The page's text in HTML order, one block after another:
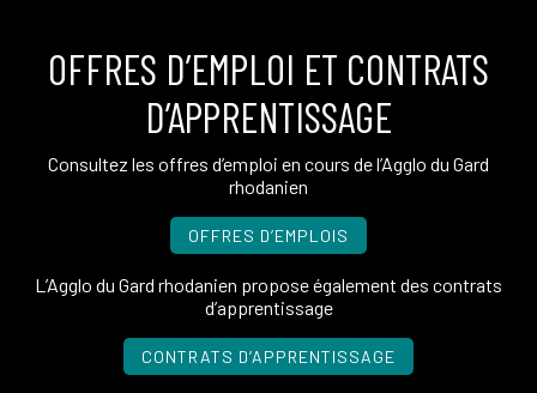
OFFRES D’EMPLOI ET CONTRATS
D’APPRENTISSAGE
Consultez les offres d’emploi en cours de l’Agglo du Gard
rhodanien
OFFRES D’EMPLOIS
L’Agglo du Gard rhodanien propose également des contrats
d’apprentissage
CONTRATS D’APPRENTISSAGE